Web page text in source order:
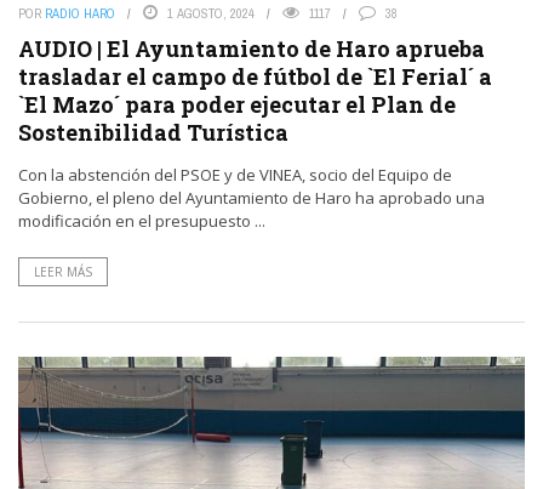
POR RADIO HARO 1 AGOSTO, 2024 1117 38
AUDIO | El Ayuntamiento de Haro aprueba
trasladar el campo de fútbol de `El Ferial´ a
`El Mazo´ para poder ejecutar el Plan de
Sostenibilidad Turística
Con la abstención del PSOE y de VINEA, socio del Equipo de
Gobierno, el pleno del Ayuntamiento de Haro ha aprobado una
modificación en el presupuesto ...
LEER MÁS